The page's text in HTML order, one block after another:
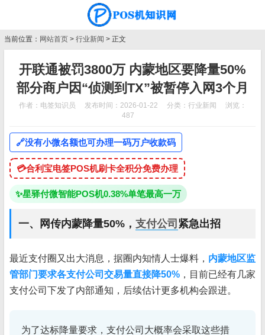
当前位置： 网站首页 > 行业新闻 > 正文
开联通被罚3800万 内蒙地区要降量50%
部分商户因“侦测到TX”被暂停入网3个月
作者：电签知识员 发布时间：2026-01-22 分类： 行业新闻
浏览：
487
🔗没有小微名额也可办理一码万户收款码
💳合利宝电签POS机刷卡全积分免费办理
✨星驿付微智能POS机0.38%单笔最高一万
一、网传内蒙降量50%， 支付公司 紧急出招
最近支付圈又出大消息，据圈内知情人士爆料， 内蒙地区监
管部门要求各支付公司交易量直接降50% ，目前已经有几家
支付公司下发了内部通知，后续估计更多机构会跟进。
为了达标降量要求，支付公司大概率会采取这些措